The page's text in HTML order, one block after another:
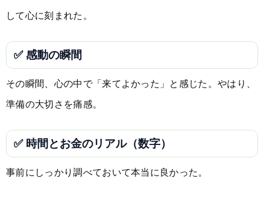
して心に刻まれた。
✅ 感動の瞬間
その瞬間、心の中で「来てよかった」と感じた。やはり、
準備の大切さを痛感。
✅ 時間とお金のリアル（数字）
事前にしっかり調べておいて本当に良かった。